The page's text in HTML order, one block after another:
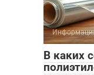
В каких